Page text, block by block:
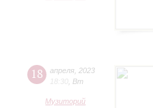
18 апреля 2023
18:30 Вт
Музиторий